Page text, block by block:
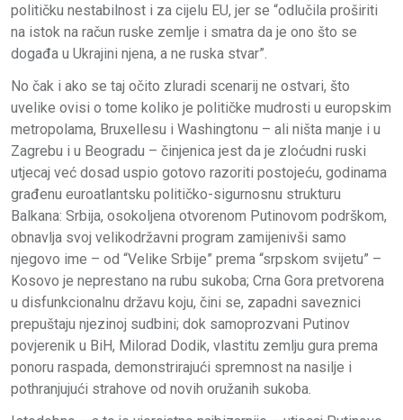
političku nestabilnost i za cijelu EU, jer se “odlučila proširiti
na istok na račun ruske zemlje i smatra da je ono što se
događa u Ukrajini njena, a ne ruska stvar”.
No čak i ako se taj očito zluradi scenarij ne ostvari, što
uvelike ovisi o tome koliko je političke mudrosti u europskim
metropolama, Bruxellesu i Washingtonu – ali ništa manje i u
Zagrebu i u Beogradu – činjenica jest da je zloćudni ruski
utjecaj već dosad uspio gotovo razoriti postojeću, godinama
građenu euroatlantsku političko-sigurnosnu strukturu
Balkana: Srbija, osokoljena otvorenom Putinovom podrškom,
obnavlja svoj velikodržavni program zamijenivši samo
njegovo ime – od “Velike Srbije” prema “srpskom svijetu” –
Kosovo je neprestano na rubu sukoba; Crna Gora pretvorena
u disfunkcionalnu državu koju, čini se, zapadni saveznici
prepuštaju njezinoj sudbini; dok samoprozvani Putinov
povjerenik u BiH, Milorad Dodik, vlastitu zemlju gura prema
ponoru raspada, demonstrirajući spremnost na nasilje i
pothranjujući strahove od novih oružanih sukoba.